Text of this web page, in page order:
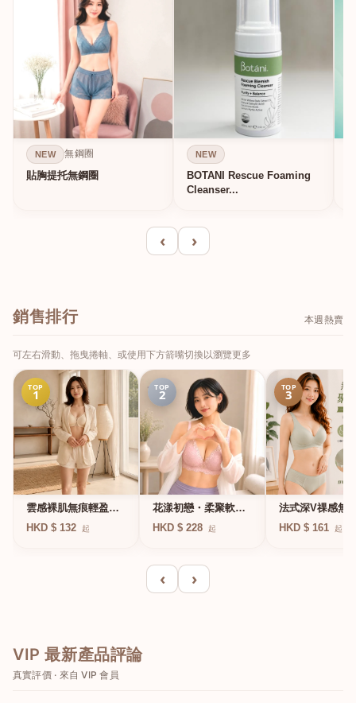
NEW 無鋼圈
貼胸提托無鋼圈
NEW
BOTANI Rescue Foaming
Cleanser...
‹ ›
銷售排行 本週熱賣
可左右滑動、拖曳捲軸、或使用下方箭嘴切換以瀏覽更多
TOP
1
雲感裸肌無痕輕盈無
鋼圈內衣
HKD $ 132 起
TOP
2
花漾初戀・柔聚軟鋼
圈蕾絲內衣
HKD $ 228 起
TOP
3
法式深V祼感無
凍軟支撐條無鋼
HKD $ 161 起
‹ ›
VIP 最新產品評論
真實評價 · 來自 VIP 會員